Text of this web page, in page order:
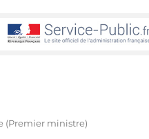
(Premier ministre)